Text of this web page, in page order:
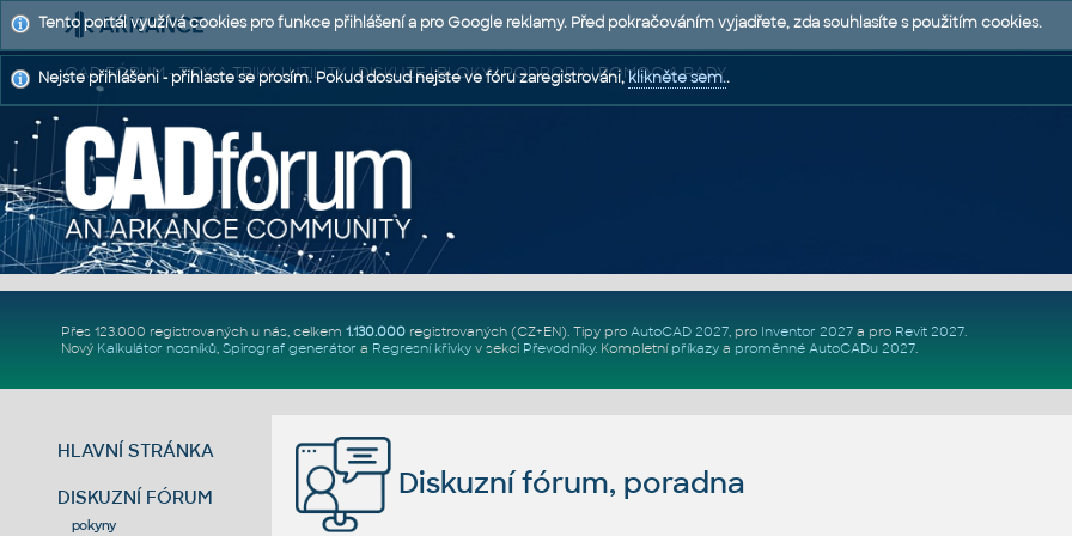
CAD FÓRUM - TIPY A TRIKY | UTILITY | DISKUZE | BLOKY | PODPORA | POMOC A RADY
Přes 123.000 registrovaných u nás, celkem 1.130.000registrovaných (CZ+EN). Tipy pro AutoCAD 2027, pro Inventor 2027a pro Revit 2027.
Nový Kalkulátor nosníků, Spirograf generátor a Regresní křivkyv sekci Převodníky. Kompletní příkazya proměnné AutoCADu 2027.
HLAVNÍ STRÁNKA
DISKUZNÍ FÓRUM
pokyny
Diskuzní fórum, poradna
Tento portál využívá cookies pro funkce přihlášení a pro Google reklamy. Před pokračováním vyjadřete, zda souhlasíte s použitím cookies.
Nejste přihlášeni - přihlaste se prosím. Pokud dosud nejste ve fóru zaregistrováni,klikněte sem..